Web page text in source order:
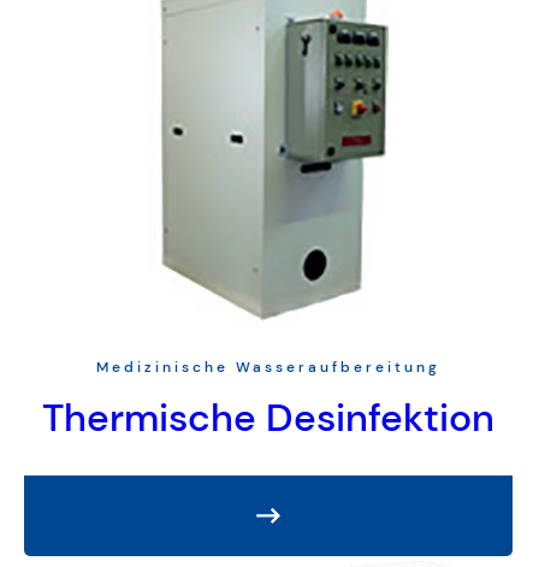
Medizinische Wasseraufbereitung
Thermische Desinfektion